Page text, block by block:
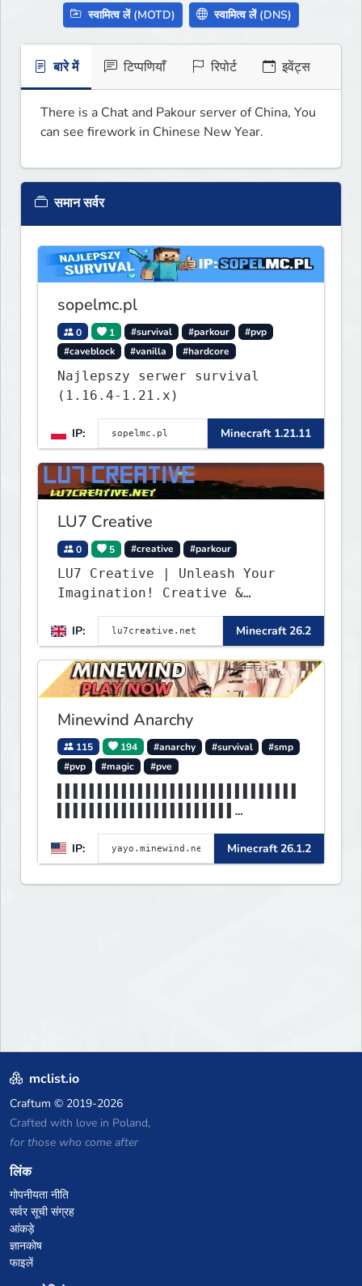
स्वामित्व लें (MOTD) स्वामित्व लें (DNS)
बारे में टिप्पणियाँ रिपोर्ट इवेंट्स
There is a Chat and Pakour server of China, You
can see firework in Chinese New Year.
समान सर्वर
sopelmc.pl
0 1 #survival #parkour
#pvp
#caveblock
#vanilla #hardcore
Najlepszy serwer survival
(1.16.4-1.21.x)
IP: Minecraft 1.21.11
LU7 Creative
0 5 #creative #parkour
LU7 Creative | Unleash Your
Imagination! Creative &
Parkour - 1.16 - 26.2
IP:
Minecraft 26.2
Minewind Anarchy
115 194 #anarchy #survival
#smp
#pvp
#magic #pve
▌MINEWIND▌▌▌▌▌▌▌▌▌▌▌▌▌▌▌▌▌▌▌▌▌
▌▌▌▌▌▌▌▌▌▌▌▌▌▌▌▌▌▌▌▌▌▌
IP: Minecraft 26.1.2
mclist.io
Craftum © 2019-2026
Crafted with love in Poland,
for those who come after
लिंक
गोपनीयता नीति
सर्वर सूची संग्रह
आंकड़े
ज्ञानकोष
फाइलें